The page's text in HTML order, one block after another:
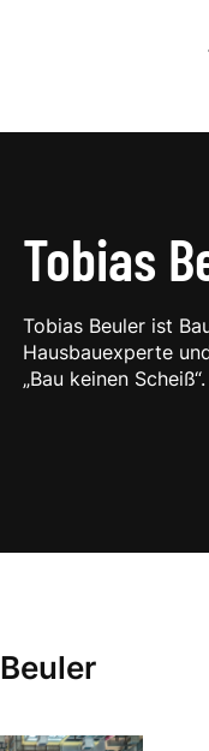
Tobias
Tobias Beuler ist
Hausbauexperte
„Bau keinen Scheiß“.